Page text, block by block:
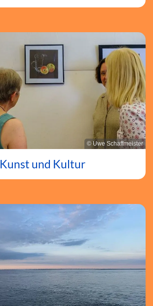
© Uwe Schaffmeister
Kunst und Kultur